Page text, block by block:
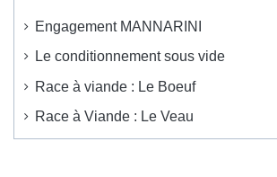
Engagement MANNARINI
Le conditionnement sous vide
Race à viande : Le Boeuf
Race à Viande : Le Veau